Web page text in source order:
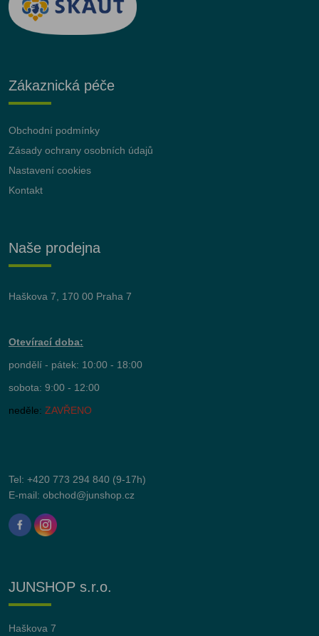
Zákaznická péče
Obchodní podmínky
Zásady ochrany osobních údajů
Nastavení cookies
Kontakt
Naše prodejna
Haškova 7, 170 00 Praha 7
Otevírací doba:
pondělí - pátek: 10:00 - 18:00
sobota: 9:00 - 12:00
neděle: ZAVŘENO
Tel: +420 773 294 840 (9-17h)
E-mail: obchod@junshop.cz
JUNSHOP s.r.o.
Haškova 7